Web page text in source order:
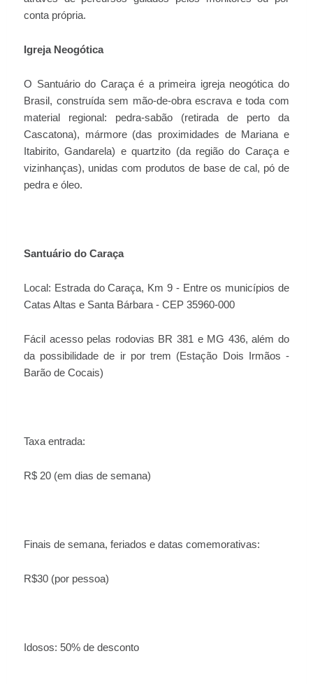
conta própria.
Igreja Neogótica
O Santuário do Caraça é a primeira igreja neogótica do
Brasil, construída sem mão-de-obra escrava e toda com
material regional: pedra-sabão (retirada de perto da
Cascatona), mármore (das proximidades de Mariana e
Itabirito, Gandarela) e quartzito (da região do Caraça e
vizinhanças), unidas com produtos de base de cal, pó de
pedra e óleo.
Santuário do Caraça
Local: Estrada do Caraça, Km 9 - Entre os municípios de
Catas Altas e Santa Bárbara - CEP 35960-000
Fácil acesso pelas rodovias BR 381 e MG 436, além do
da possibilidade de ir por trem (Estação Dois Irmãos -
Barão de Cocais)
Taxa entrada:
R$ 20 (em dias de semana)
Finais de semana, feriados e datas comemorativas:
R$30 (por pessoa)
Idosos: 50% de desconto